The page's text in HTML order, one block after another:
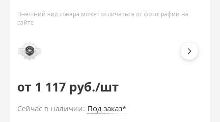
Внешний вид товара может отличаться от фотографии на
сайте
от 1 117 руб./шт
Сейчас в наличии: Под заказ*